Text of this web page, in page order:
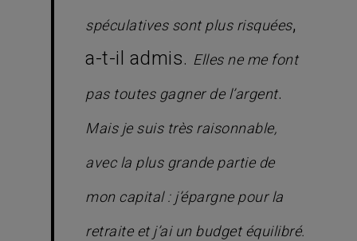
spéculatives sont plus risquées,
a-t-il admis. Elles ne me font
pas toutes gagner de l’argent.
Mais je suis très raisonnable,
avec la plus grande partie de
mon capital : j’épargne pour la
retraite et j’ai un budget équilibré.